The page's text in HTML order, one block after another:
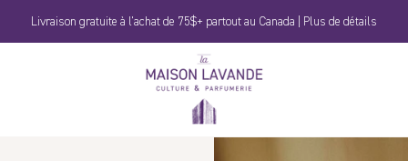
Livraison gratuite à l'achat de 75$+ partout au Canada | Plus de détails
La
Maison
Lavande